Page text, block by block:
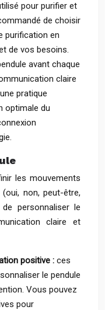
pour purifier et
de choisir
purification en
de vos besoins.
avant chaque
claire
pratique
optimale du
les mouvements
non, peut-être,
personnaliser le
claire et
positive : ces
le pendule
Vous pouvez
pour